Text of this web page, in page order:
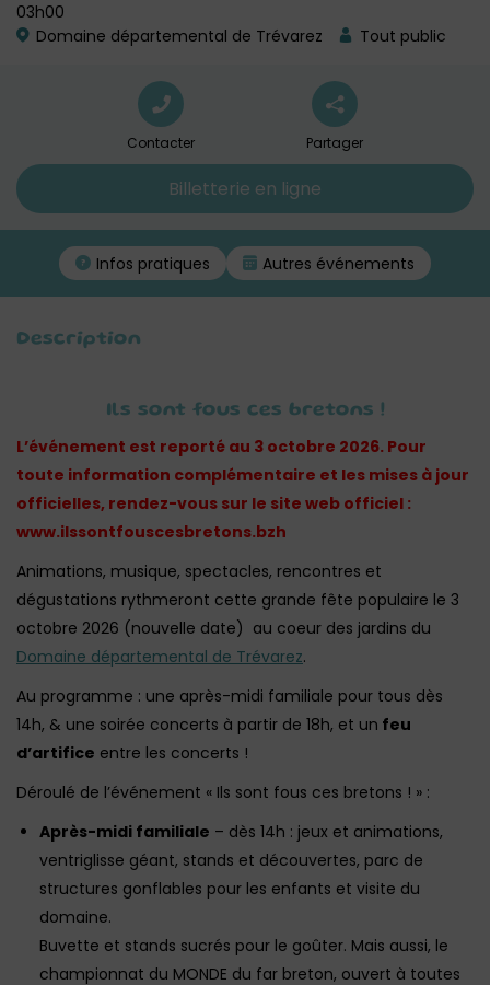
03h00
Domaine départemental de Trévarez
Tout public
Contacter Partager
Billetterie en ligne
Infos pratiques Autres événements
Description
Ils sont fous ces bretons !
L’événement est reporté au 3 octobre 2026. Pour
toute information complémentaire et les mises à jour
officielles, rendez-vous sur le site web officiel :
www.ilssontfouscesbretons.bzh
Animations, musique, spectacles, rencontres et
dégustations rythmeront cette grande fête populaire le 3
octobre 2026 (nouvelle date) au coeur des jardins du
Domaine départemental de Trévarez.
Au programme : une après-midi familiale pour tous dès
14h, & une soirée concerts à partir de 18h, et un feu
d’artifice entre les concerts !
Déroulé de l’événement « Ils sont fous ces bretons ! » :
Après-midi familiale – dès 14h : jeux et animations,
ventriglisse géant, stands et découvertes, parc de
structures gonflables pour les enfants et visite du
domaine.
Buvette et stands sucrés pour le goûter. Mais aussi, le
championnat du MONDE du far breton, ouvert à toutes